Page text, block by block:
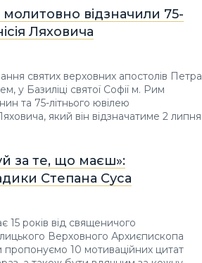
молитовно відзначили 75-
Ляховича
святих верховних апостолів Петра
у Базиліці святої Софії м. Рим
та 75-літнього ювілею
який він відзначатиме 2 липня.
за те, що маєш»:
Степана Суса
15 років від священичого
Верховного Архиєпископа
пропонуємо 10 мотиваційних цитат